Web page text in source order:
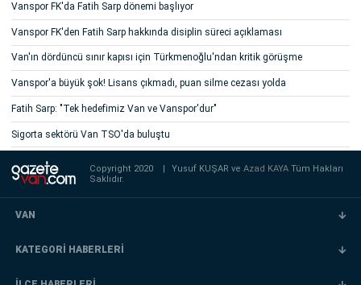
Vanspor FK'da Fatih Sarp dönemi başlıyor
Vanspor FK'den Fatih Sarp hakkında disiplin süreci açıklaması
Van'ın dördüncü sınır kapısı için Türkmenoğlu'ndan kritik görüşme
Vanspor'a büyük şok! Lisans çıkmadı, puan silme cezası yolda
Fatih Sarp: "Tek hedefimiz Van ve Vanspor'dur"
Sigorta sektörü Van TSO'da buluştu
Copyright 2020 Yusuf KUŞAR veAzad KAYATüm Hakları
Saklıdır.
VAN
KATEGORİ HABERLERİ